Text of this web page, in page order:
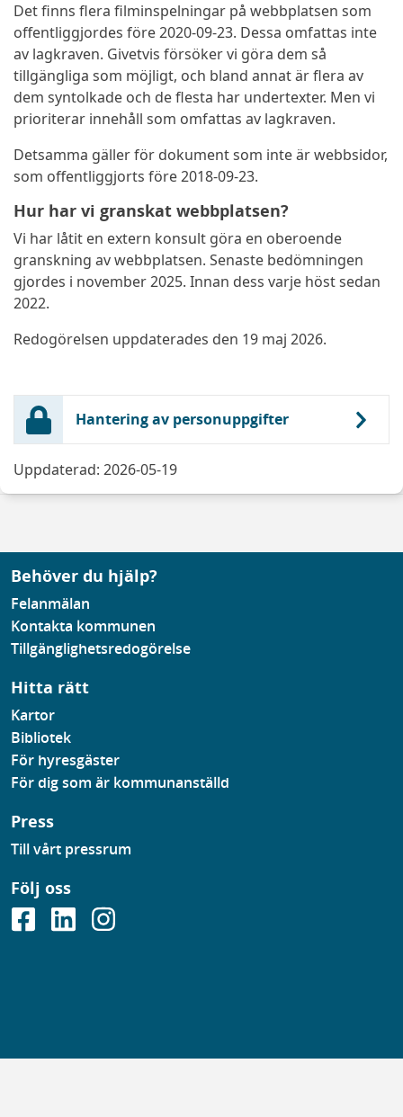
Det finns flera filminspelningar på webbplatsen som
offentliggjordes före 2020-09-23. Dessa omfattas inte
av lagkraven. Givetvis försöker vi göra dem så
tillgängliga som möjligt, och bland annat är flera av
dem syntolkade och de flesta har undertexter. Men vi
prioriterar innehåll som omfattas av lagkraven.
Detsamma gäller för dokument som inte är webbsidor,
som offentliggjorts före 2018-09-23.
Hur har vi granskat webbplatsen?
Vi har låtit en extern konsult göra en oberoende
granskning av webbplatsen. Senaste bedömningen
gjordes i november 2025. Innan dess varje höst sedan
2022.
Redogörelsen uppdaterades den 19 maj 2026.
Hantering av personuppgifter
Uppdaterad: 2026-05-19
Behöver du hjälp?
Felanmälan
Kontakta kommunen
Tillgänglighetsredogörelse
Hitta rätt
Kartor
Bibliotek
För hyresgäster
För dig som är kommunanställd
Press
Till vårt pressrum
Följ oss